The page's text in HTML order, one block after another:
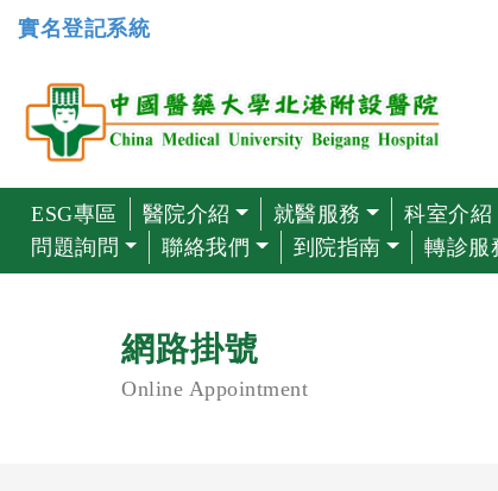
實名登記系統
ESG專區 醫院介紹 就醫服務 科室介紹
問題詢問
聯絡我們 到院指南 轉診服
網路掛號
Online Appointment